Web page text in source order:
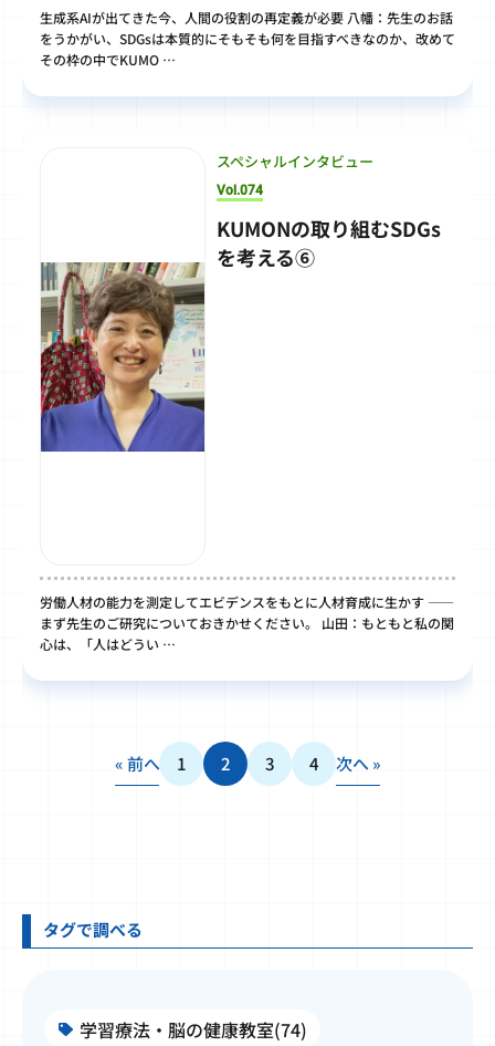
生成系AIが出てきた今、人間の役割の再定義が必要 八幡：先生のお話
をうかがい、SDGsは本質的にそもそも何を目指すべきなのか、改めて
その枠の中でKUMO …
スペシャルインタビュー
Vol.074
KUMONの取り組むSDGs
を考える⑥
労働人材の能力を測定してエビデンスをもとに人材育成に生かす ――
まず先生のご研究についておきかせください。 山田：もともと私の関
心は、「人はどうい …
« 前へ 1 2 3 4 次へ »
タグで調べる
学習療法・脳の健康教室(74)